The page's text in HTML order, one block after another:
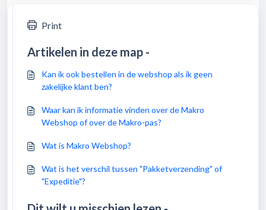
Print
Artikelen in deze map -
Kan ik ook bestellen in de webshop als ik geen
zakelijke klant ben?
Waar kan ik informatie vinden over de Makro
Webshop of over de Makro-pas?
Wat is Makro Webshop?
Wat is het verschil tussen "Pakketverzending" of
"Expeditie"?